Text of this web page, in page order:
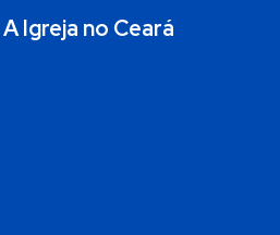
A Igreja no Ceará